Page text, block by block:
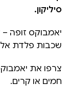
סיליקון.
יאמבוקס זופה
שכבות פלדת אל-
צרפו את
חמים או קרים.